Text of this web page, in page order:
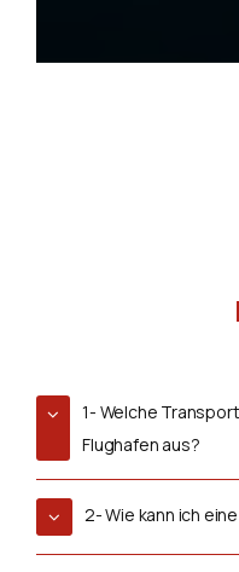
1- Welche
Flughafen aus?
2- Wie kann ich